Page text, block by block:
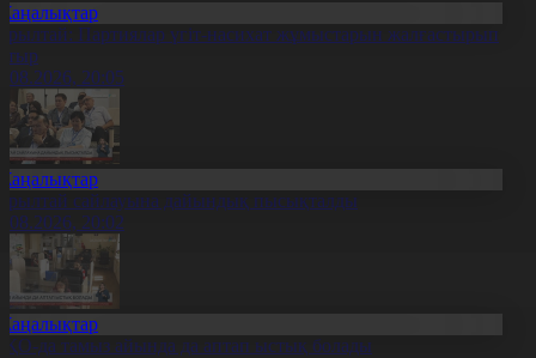
Партиялар үгіт-насихат жұмыстарын жалғастырып
20:05
сайлауына дайындық пысықталды
20:02
да тамыз айында да аптап ыстық болады